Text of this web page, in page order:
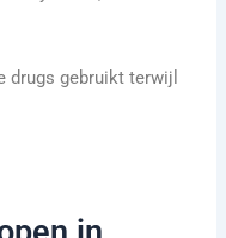
drugs gebruikt terwijl